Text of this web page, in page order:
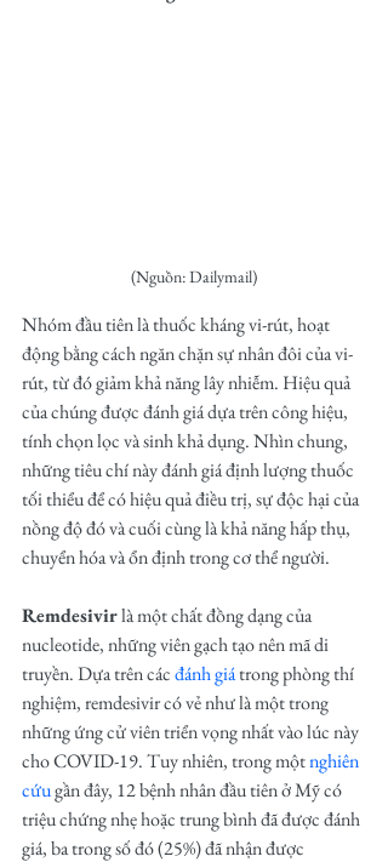
(Nguồn: Dailymail)
Nhóm đầu tiên là thuốc kháng vi-rút, hoạt
động bằng cách ngăn chặn sự nhân đôi của vi-
rút, từ đó giảm khả năng lây nhiễm. Hiệu quả
của chúng được đánh giá dựa trên công hiệu,
tính chọn lọc và sinh khả dụng. Nhìn chung,
những tiêu chí này đánh giá định lượng thuốc
tối thiểu để có hiệu quả điều trị, sự độc hại của
nồng độ đó và cuối cùng là khả năng hấp thụ,
chuyển hóa và ổn định trong cơ thể người.
Remdesivir là một chất đồng dạng của
nucleotide, những viên gạch tạo nên mã di
truyền. Dựa trên các đánh giá trong phòng thí
nghiệm, remdesivir có vẻ như là một trong
những ứng cử viên triển vọng nhất vào lúc này
cho COVID-19. Tuy nhiên, trong một nghiên
cứu gần đây, 12 bệnh nhân đầu tiên ở Mỹ có
triệu chứng nhẹ hoặc trung bình đã được đánh
giá, ba trong số đó (25%) đã nhận được